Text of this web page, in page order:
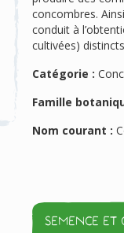
concombres.
conduit à
cultivées)
Catégorie :
Famille
Nom courant :
Semence